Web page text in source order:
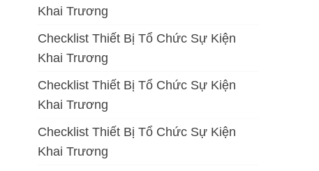
Khai Trương
Checklist Thiết Bị Tổ Chức Sự Kiện
Khai Trương
Checklist Thiết Bị Tổ Chức Sự Kiện
Khai Trương
Checklist Thiết Bị Tổ Chức Sự Kiện
Khai Trương